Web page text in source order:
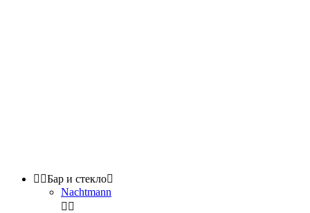
 Бар и стекло
Nachtmann
 